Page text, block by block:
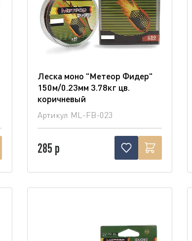
Леска моно "Метеор Фидер"
150м/0.23мм 3.78кг цв.
коричневый
Артикул ML-FB-023
285 р